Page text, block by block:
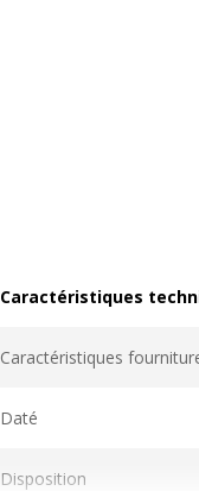
Caractéristiques
Caractéristiques
Daté
Disposition